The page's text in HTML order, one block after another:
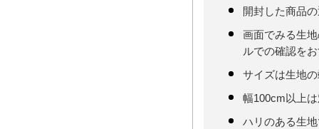
開封した商品
画面でみる生
ルでの確認を
サイズは生地
幅100cm以上
ハリのある生